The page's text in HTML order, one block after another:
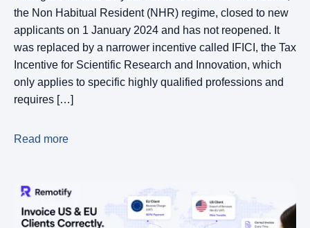
the Non Habitual Resident (NHR) regime, closed to new
applicants on 1 January 2024 and has not reopened. It
was replaced by a narrower incentive called IFICI, the Tax
Incentive for Scientific Research and Innovation, which
only applies to specific highly qualified professions and
requires […]
Read more